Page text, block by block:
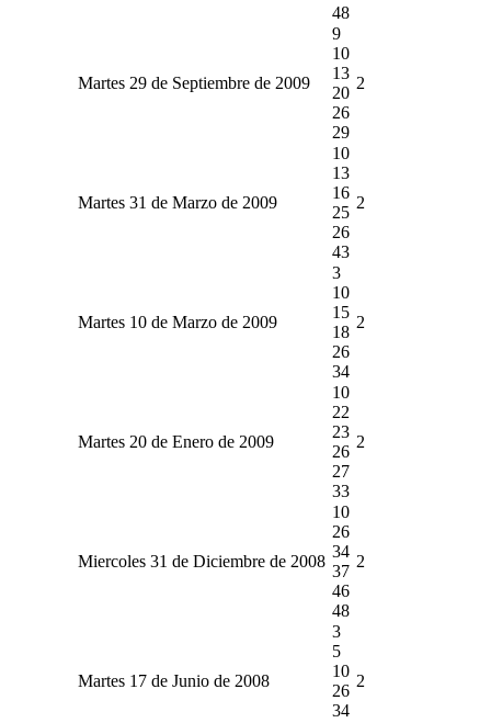
48
Martes 29 de Septiembre de 2009
9
10
13
20
26
29
2
Martes 31 de Marzo de 2009
10
13
16
25
26
43
2
Martes 10 de Marzo de 2009
3
10
15
18
26
34
2
Martes 20 de Enero de 2009
10
22
23
26
27
33
2
Miercoles 31 de Diciembre de 2008
10
26
34
37
46
48
2
Martes 17 de Junio de 2008
3
5
10
26
34
2